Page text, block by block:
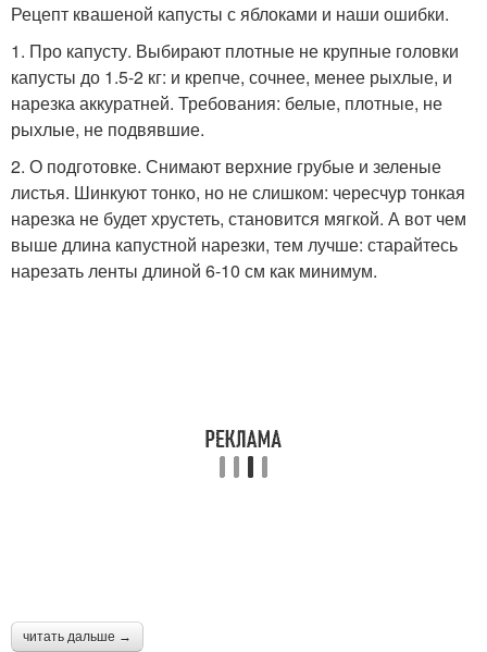
Рецепт квашеной капусты с яблоками и наши ошибки.
1. Про капусту. Выбирают плотные не крупные головки
капусты до 1.5-2 кг: и крепче, сочнее, менее рыхлые, и
нарезка аккуратней. Требования: белые, плотные, не
рыхлые, не подвявшие.
2. О подготовке. Снимают верхние грубые и зеленые
листья. Шинкуют тонко, но не слишком: чересчур тонкая
нарезка не будет хрустеть, становится мягкой. А вот чем
выше длина капустной нарезки, тем лучше: старайтесь
нарезать ленты длиной 6-10 см как минимум.
читать дальше →